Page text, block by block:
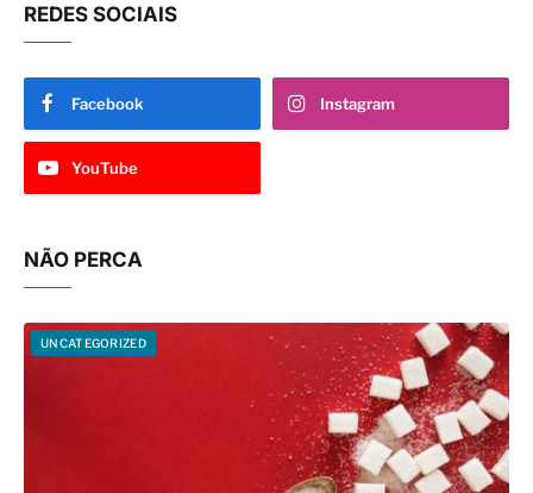
REDES SOCIAIS
Facebook Instagram
YouTube
NÃO PERCA
UNCATEGORIZED